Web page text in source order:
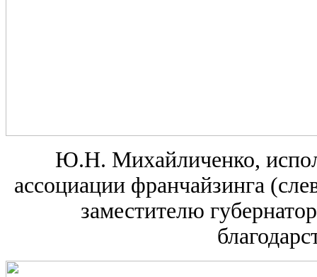
Ю.Н. Михайличенко,
ассоциации франчайзинга
заместителю